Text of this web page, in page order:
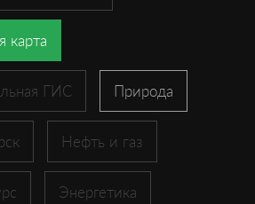
карта
ГИС Природа
Нефть и газ
Энергетика